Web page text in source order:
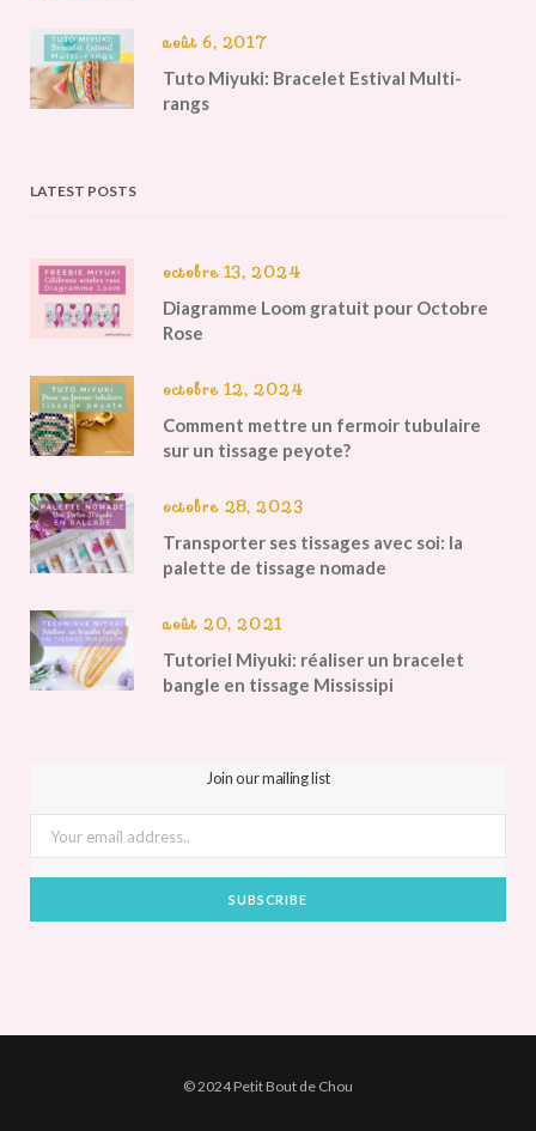
août 6, 2017
Tuto Miyuki: Bracelet Estival Multi-
rangs
LATEST POSTS
octobre 13, 2024
Diagramme Loom gratuit pour Octobre
Rose
octobre 12, 2024
Comment mettre un fermoir tubulaire
sur un tissage peyote?
octobre 28, 2023
Transporter ses tissages avec soi: la
palette de tissage nomade
août 20, 2021
Tutoriel Miyuki: réaliser un bracelet
bangle en tissage Mississipi
Join our mailing list
© 2024 Petit Bout de Chou